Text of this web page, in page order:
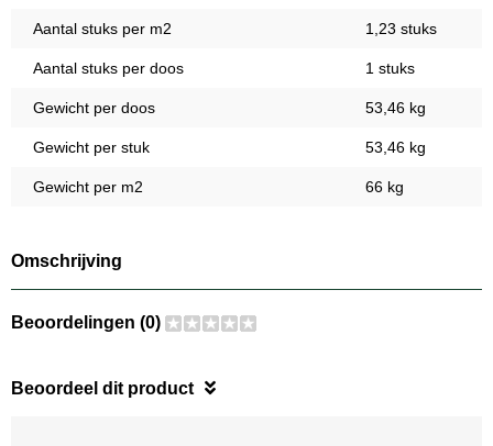
Aantal stuks per m2 1,23 stuks
Aantal stuks per doos 1 stuks
Gewicht per doos 53,46 kg
Gewicht per stuk 53,46 kg
Gewicht per m2 66 kg
Omschrijving
Beoordelingen (0)
Beoordeel dit product